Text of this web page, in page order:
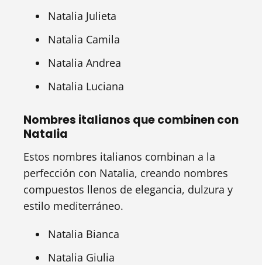
Natalia Julieta
Natalia Camila
Natalia Andrea
Natalia Luciana
Nombres italianos que combinen con
Natalia
Estos nombres italianos combinan a la
perfección con Natalia, creando nombres
compuestos llenos de elegancia, dulzura y
estilo mediterráneo.
Natalia Bianca
Natalia Giulia